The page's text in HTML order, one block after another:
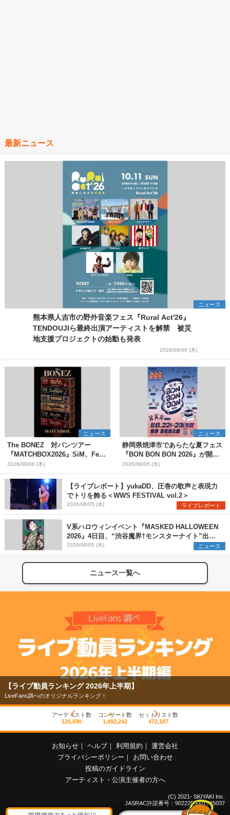
最新ニュース
ニュース
熊本県人吉市の野外音楽フェス『Rural Act'26』
TENDOUJIら最終出演アーティストを解禁 被災
地支援プロジェクトの始動も発表
2026/08/06 (木)
ニュース
The BONEZ 対バンツアー
『MATCHBOX2026』SiM、Fear,
and Loathing in Las Vegasら対
バンアーティストを一斉解禁
2026/08/06 (木)
ニュース
静岡県焼津市であらたな夏フェス
『BON BON BON 2026』が開
催 音楽ライブ×盆踊り×DJ×屋台
グルメ×ランタンナイトで彩る2日
間
2026/08/05 (水)
【ライブレポート】yukaDD、圧巻の歌声と表現力
でトリを飾る＜WWS FESTIVAL vol.2＞
2026/08/05 (水) ライブレポート
V系ハロウィンイベント『MASKED HALLOWEEN
2026』4日目、“渋谷魔界†モンスターナイト”出演6
組を発表
2026/08/05 (水) ニュース
ニュース一覧へ
【ライブ動員ランキング 2026年上半期】
LiveFans調べのオリジナルランキング！
アーティスト数
126,590
コンサート数
1,492,242
セットリスト数
472,187
お知らせ ｜ ヘルプ｜ 利用規約 ｜ 運営会社
プライバシーポリシー ｜
お問い合わせ
投稿のガイドライン
アーティスト・公演主催者の方へ
(C) 2021- SKIYAKI Inc.
JASRAC許諾番号：9022255001Y45037